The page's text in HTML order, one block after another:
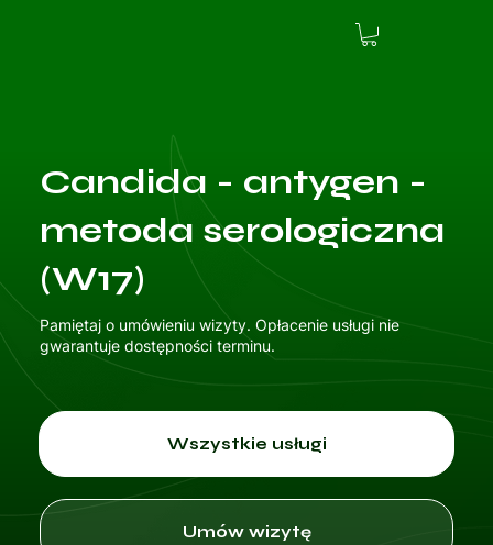
Candida - antygen -
metoda serologiczna
(W17)
Pamiętaj o umówieniu wizyty. Opłacenie usługi nie
gwarantuje dostępności terminu.
Wszystkie usługi
Umów wizytę